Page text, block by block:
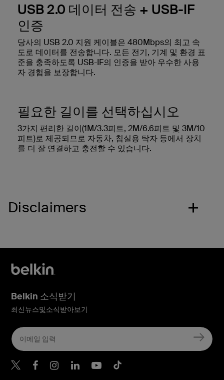
USB 2.0 데이터 전송 + USB-IF
인증
당사의 USB 2.0 지원 케이블은 480Mbps의 최고 속
도로 데이터를 전송합니다. 모든 전기, 기계 및 환경 표
준을 충족하도록 USB-IF의 인증을 받아 우수한 사용
자 경험을 보장합니다.
필요한 길이를 선택하십시오
3가지 편리한 길이(1M/3.3피트, 2M/6.6피트 및 3M/10
피트)로 제공되므로 자동차, 침실용 탁자 등에서 장치
를 더 잘 연결하고 충전할 수 있습니다.
Disclaimers
Belkin 소식받기
최신뉴스및소식받아보기
Belkin Twitter